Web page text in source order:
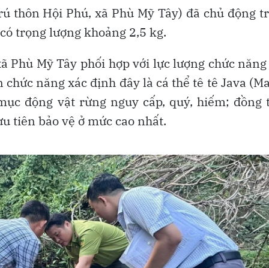
thôn Hội Phú, xã Phù Mỹ Tây) đã chủ động
trọng lượng khoảng 2,5 kg.
Phù Mỹ Tây phối hợp với lực lượng chức
năng xác định đây là cá thể tê tê Java
động vật rừng nguy cấp, quý, hiếm; đồng
tiên bảo vệ ở mức cao nhất.